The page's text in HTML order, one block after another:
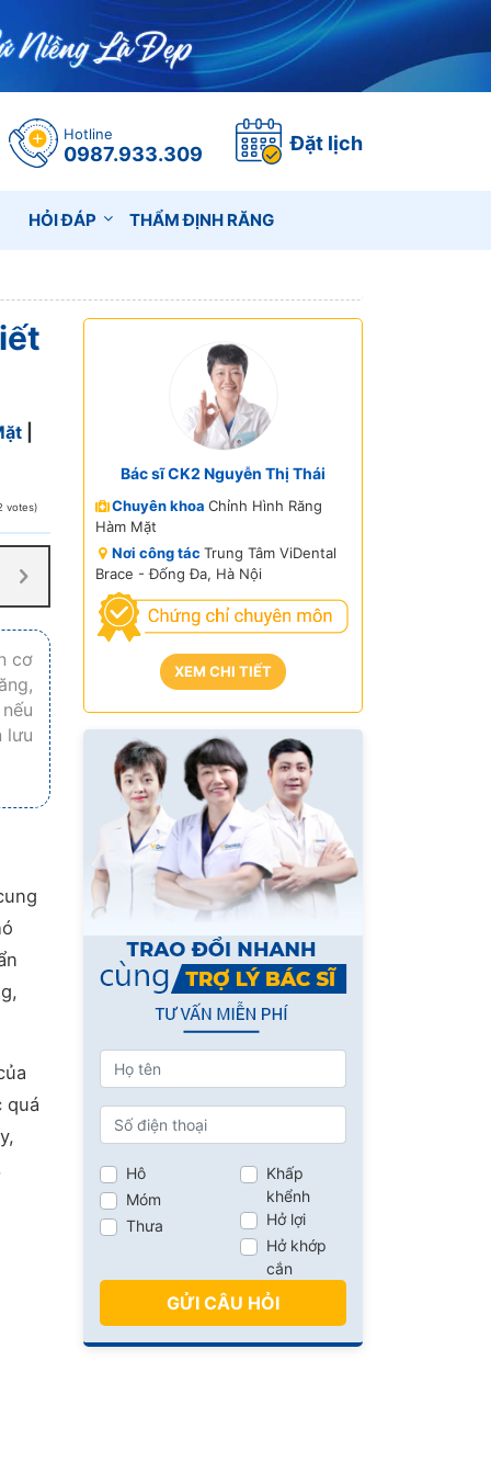
Hotline
0987.933.309 Đặt lịch
HỎI ĐÁP THẨM ĐỊNH RĂNG
votes)
cơ
lưu
quá
Bác sĩ CK2 Nguyễn Thị Thái
Chuyên khoa Chỉnh Hình Răng
Hàm Mặt
Nơi công tác Trung Tâm ViDental
Brace - Đống Đa, Hà Nội
XEM CHI TIẾT
Hô
Móm
Thưa
Khấp
khểnh
Hở lợi
Hở khớp
cắn
GỬI CÂU HỎI